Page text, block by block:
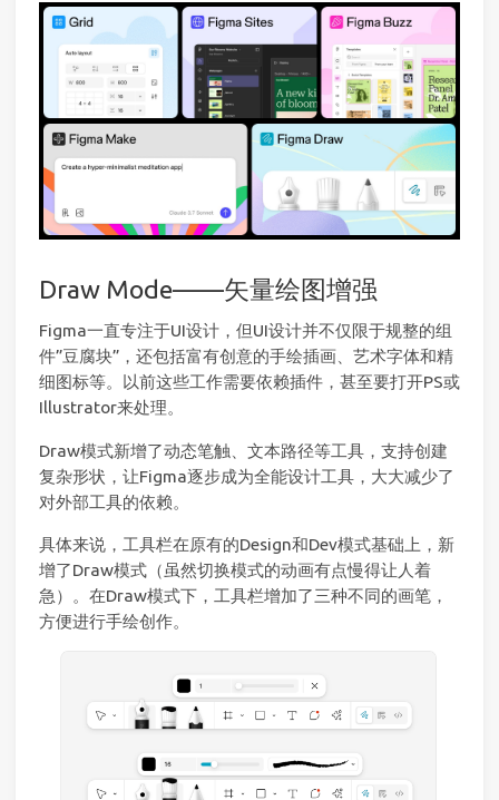
Draw Mode——矢量绘图增强
Figma一直专注于UI设计，但UI设计并不仅限于规整的组
件”豆腐块”，还包括富有创意的手绘插画、艺术字体和精
细图标等。以前这些工作需要依赖插件，甚至要打开PS或
Illustrator来处理。
Draw模式新增了动态笔触、文本路径等工具，支持创建
复杂形状，让Figma逐步成为全能设计工具，大大减少了
对外部工具的依赖。
具体来说，工具栏在原有的Design和Dev模式基础上，新
增了Draw模式（虽然切换模式的动画有点慢得让人着
急）。在Draw模式下，工具栏增加了三种不同的画笔，
方便进行手绘创作。